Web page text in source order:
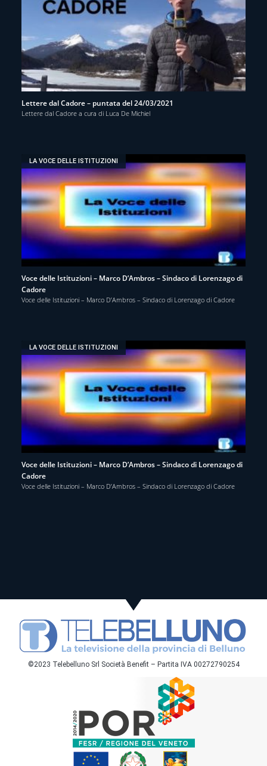
Lettere dal Cadore – puntata del 24/03/2021
Lettere dal Cadore a cura di Luca De Michiel
LA VOCE DELLE ISTITUZIONI
Voce delle Istituzioni – Marco D’Ambros – Sindaco di Lorenzago di
Cadore
Voce delle Istituzioni – Marco D’Ambros – Sindaco di Lorenzago di Cadore
LA VOCE DELLE ISTITUZIONI
Voce delle Istituzioni – Marco D’Ambros – Sindaco di Lorenzago di
Cadore
Voce delle Istituzioni – Marco D’Ambros – Sindaco di Lorenzago di Cadore
©2023 Telebelluno Srl Società Benefit – Partita IVA 00272790254